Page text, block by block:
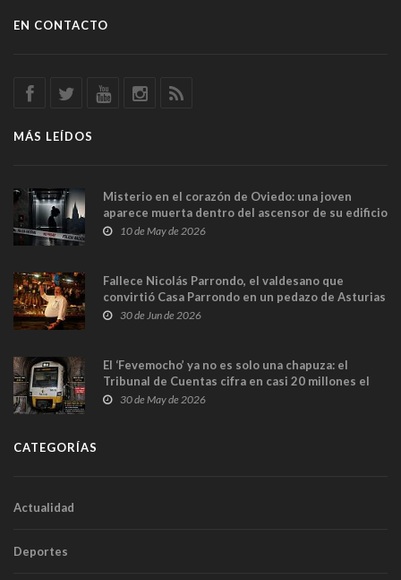
EN CONTACTO
MÁS LEÍDOS
Misterio en el corazón de Oviedo: una joven
aparece muerta dentro del ascensor de su edificio
y las cámaras captan sus últimos minutos
10 de May de 2026
Fallece Nicolás Parrondo, el valdesano que
convirtió Casa Parrondo en un pedazo de Asturias
en Madrid
30 de Jun de 2026
El ‘Fevemocho’ ya no es solo una chapuza: el
Tribunal de Cuentas cifra en casi 20 millones el
sobrecoste de los trenes que no cabían por los
30 de May de 2026
CATEGORÍAS
Actualidad
Deportes